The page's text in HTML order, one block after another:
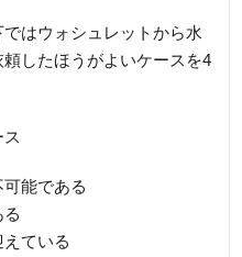
はウォシュレットから水
したほうがよいケースを4
能である
ている